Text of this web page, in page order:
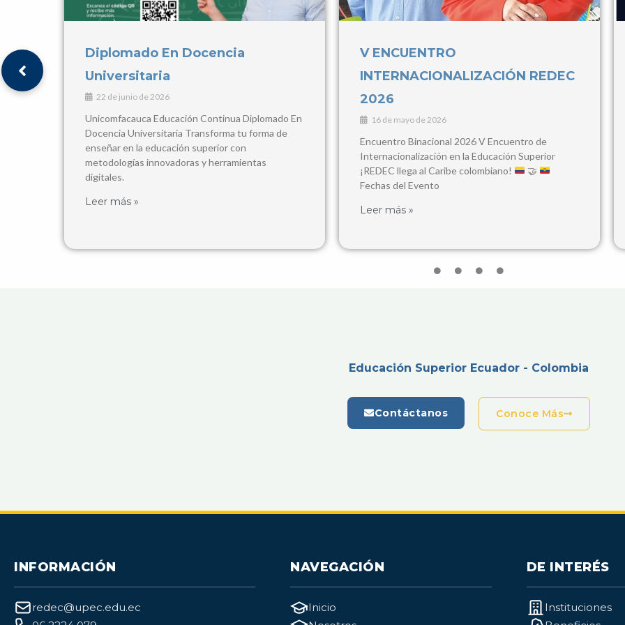
V ENCUENTRO
INTERNACIONALIZACIÓN REDEC
2026
16 de mayo de 2026
Internacionalización en la Educación Superior
¡REDEC llega al Caribe colombiano!
Fechas del Evento
IV Congreso Internacional de
Contaduría Pública y Ciencias
Empresariales
3 de marzo de 2026
28, 29 y 30 de Abril, 2026 Popayán y Santander de
Quilichao Este congreso busca consolidarse como
un espacio de encuentro para
Educación Superior Ecuador - Colombia
Contáctanos Conoce Más
INFORMACIÓN
redec@upec.edu.ec
NAVEGACIÓN
Inicio
DE INTERÉS
Instituciones